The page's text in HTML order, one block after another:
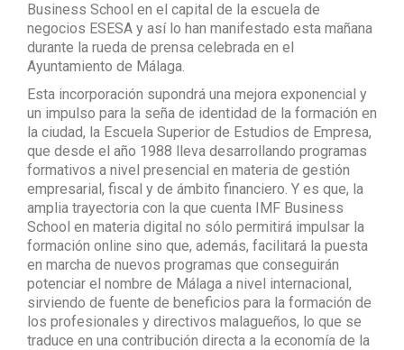
Business School en el capital de la escuela de
negocios ESESA y así lo han manifestado esta mañana
durante la rueda de prensa celebrada en el
Ayuntamiento de Málaga.
Esta incorporación supondrá una mejora exponencial y
un impulso para la seña de identidad de la formación en
la ciudad, la Escuela Superior de Estudios de Empresa,
que desde el año 1988 lleva desarrollando programas
formativos a nivel presencial en materia de gestión
empresarial, fiscal y de ámbito financiero. Y es que, la
amplia trayectoria con la que cuenta IMF Business
School en materia digital no sólo permitirá impulsar la
formación online sino que, además, facilitará la puesta
en marcha de nuevos programas que conseguirán
potenciar el nombre de Málaga a nivel internacional,
sirviendo de fuente de beneficios para la formación de
los profesionales y directivos malagueños, lo que se
traduce en una contribución directa a la economía de la